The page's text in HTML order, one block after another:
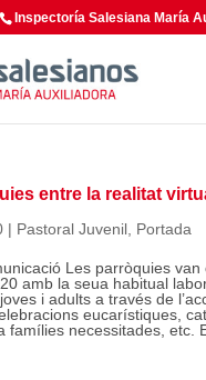
Inspectoría Salesiana María
entre la realitat
| Pastoral Juvenil, Portada
Les parròquies
amb la seua habitual
i adults a través de
eucarístiques,
famílies necessitades, etc.